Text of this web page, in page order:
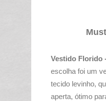
Vestido Florido
escolha foi um
tecido levinho,
aperta, ótimo